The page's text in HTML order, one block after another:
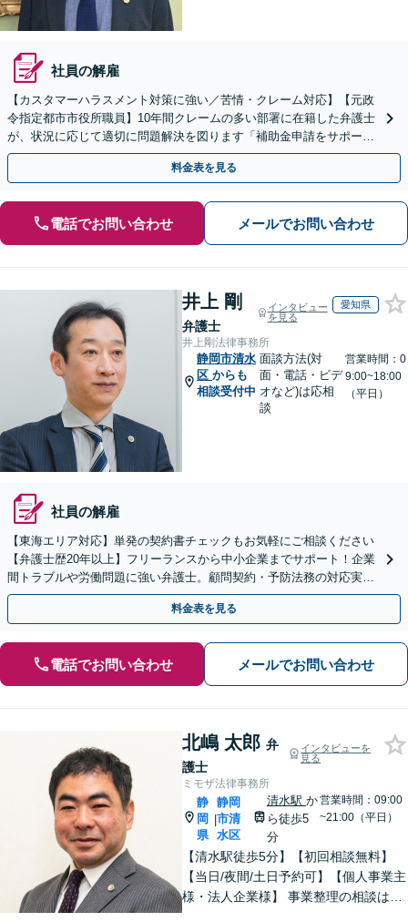
社員の解雇
【カスタマーハラスメント対策に強い／苦情・クレーム対応】【元政
令指定都市市役所職員】10年間クレームの多い部署に在籍した弁護士
が、状況に応じて適切に問題解決を図ります「補助金申請をサポー
ト」【出張相談・WEB面談対応】
料金表を見る
電話でお問い合わせ メールでお問い合わせ
井上 剛
弁護士
インタビュー
を見る
愛知県
井上剛法律事務所
静岡市清水
区 からも
相談受付中
面談方法(対
面・電話・ビデ
オなど)は応相
談
営業時間：0
9:00~18:00
（平日）
社員の解雇
【東海エリア対応】単発の契約書チェックもお気軽にご相談ください
【弁護士歴20年以上】フリーランスから中小企業までサポート！企業
間トラブルや労働問題に強い弁護士。顧問契約・予防法務の対応実績
も豊富です。【夜間・休日面談可】【完全個室】
料金表を見る
電話でお問い合わせ メールでお問い合わせ
北嶋 太郎 弁
護士
インタビューを
見る
ミモザ法律事務所
静
岡
県
|
静岡
市清
水区
清水駅 か
ら徒歩5
分
営業時間：09:00
~21:00（平日）
【清水駅徒歩5分】【初回相談無料】
【当日/夜間/土日予約可】【個人事業主
様・法人企業様】 事業整理の相談はお